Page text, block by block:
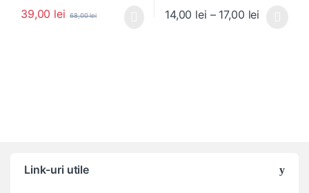
39,00 lei 68,00lei 14,00 lei – 17,00 lei
Acest produs are mai multe
Link-uri utile